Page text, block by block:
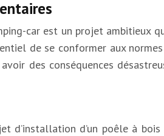
car est un projet
de se conformer aux
avoir des conséquences
d’un poêle à bois